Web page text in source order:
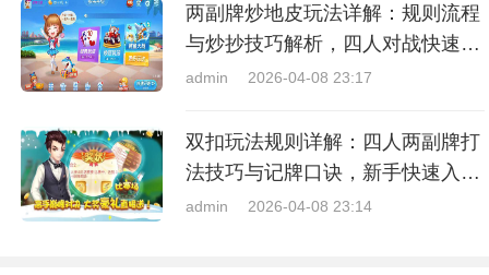
两副牌炒地皮玩法详解：规则流程
与炒抄技巧解析，四人对战快速入
门指南
admin 2026-04-08 23:17
双扣玩法规则详解：四人两副牌打
法技巧与记牌口诀，新手快速入门
指南
admin 2026-04-08 23:14